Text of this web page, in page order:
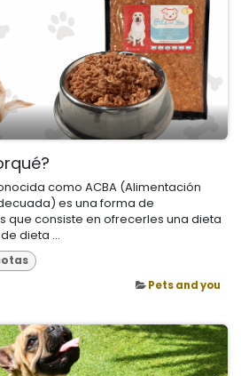
como ACBA (Alimentación
es una forma de
que consiste en ofrecerles una dieta
dieta ...
Pets and you